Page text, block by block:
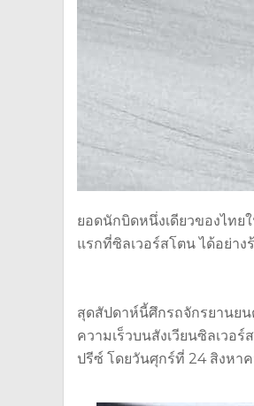
ยอดนักบิดหนึ่งเดียวของไทย
แรกที่ซิลเวอร์สโตน ได้อย่าง
สุดสัปดาห์นี้ศึกรถจักรยานย
ความเร็วบนสังเวียนซิลเวอ
ปรีซ์ โดยวันศุกร์ที่ 24 สิงหา